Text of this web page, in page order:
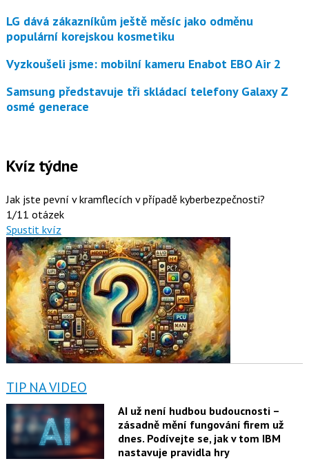
LG dává zákazníkům ještě měsíc jako odměnu
populární korejskou kosmetiku
Vyzkoušeli jsme: mobilní kameru Enabot EBO Air 2
Samsung představuje tři skládací telefony Galaxy Z
osmé generace
Kvíz týdne
Jak jste pevní v kramflecích v případě kyberbezpečnosti?
1/11 otázek
Spustit kvíz
TIP NA VIDEO
AI už není hudbou budoucnosti –
zásadně mění fungování firem už
dnes. Podívejte se, jak v tom IBM
nastavuje pravidla hry